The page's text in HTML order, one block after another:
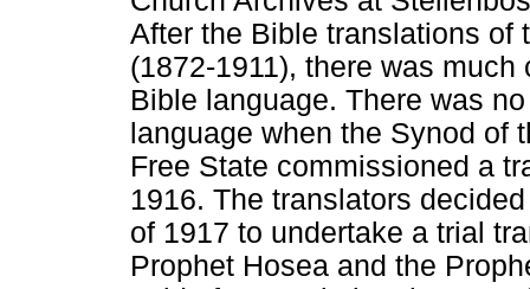
After the Bible translations of
(1872-1911), there was
Bible language. There was
language when the Synod of
Free State commissioned a
1916. The translators
of 1917 to undertake a trial
Prophet Hosea and the